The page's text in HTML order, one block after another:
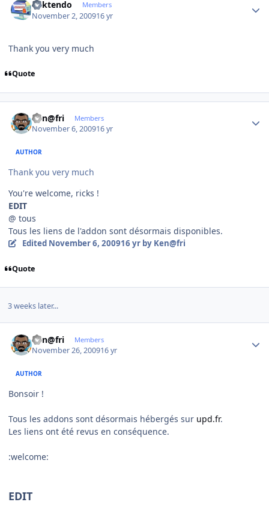
ricktendo Members
November 2, 200916 yr
Thank you very much
Quote
Ken@fri Members
November 6, 200916 yr
AUTHOR
Thank you very much
You're welcome, ricks !
EDIT
@ tous
Tous les liens de l'addon sont désormais disponibles.
Edited November 6, 200916 yrby Ken@fri
Quote
3 weeks later...
Ken@fri Members
November 26, 200916 yr
AUTHOR
Bonsoir !
Tous les addons sont désormais hébergés sur upd.fr.
Les liens ont été revus en conséquence.
:welcome:
EDIT